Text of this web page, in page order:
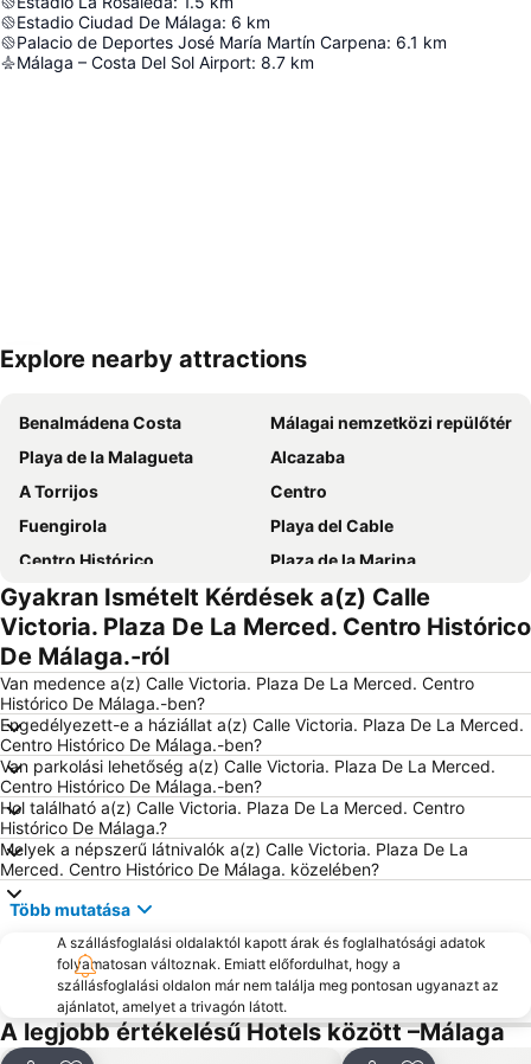
Estadio Ciudad De Málaga: 6 km
Palacio de Deportes José María Martín Carpena: 6.1 km
Málaga – Costa Del Sol Airport: 8.7 km
Nagy méretű térkép
Explore nearby attractions
Benalmádena Costa
Málagai nemzetközi repülőtér
Playa de la Malagueta
Alcazaba
A Torrijos
Centro
Fuengirola
Playa del Cable
Centro Histórico
Plaza de la Marina
La Caleta
Benalmádena Pueblo
Pedregalejo
Ayuntamiento de Marbella
La Malagueta
Los Álamos
Nikki Beach
El Faro
Ayuntamiento de Málaga
Arena of La Malagueta
Puerto de Málaga
Barrio Playamar
Barrio Arroyo de la Miel
Torrequebrada
Castillo Sohail
Poniente - Torre del Mar
La Cala Resort
Plaza de los Naranjos
Rectorado de la Universidad de Málaga
Centro Comercial Málaga Plaza
Carretera de Cádiz
Palacio de Ferias y Congresos de Málaga
Cala del Moral
Benajarafe
Torreblanca
Aquamijas
Gyakran Ismételt Kérdések a(z) Calle
Victoria. Plaza De La Merced. Centro Histórico
De Málaga.-ról
Van medence a(z) Calle Victoria. Plaza De La Merced. Centro
Histórico De Málaga.-ben?
Engedélyezett-e a háziállat a(z) Calle Victoria. Plaza De La Merced.
Centro Histórico De Málaga.-ben?
Van parkolási lehetőség a(z) Calle Victoria. Plaza De La Merced.
Centro Histórico De Málaga.-ben?
Hol található a(z) Calle Victoria. Plaza De La Merced. Centro
Histórico De Málaga.?
Melyek a népszerű látnivalók a(z) Calle Victoria. Plaza De La
Merced. Centro Histórico De Málaga. közelében?
Több mutatása
A szállásfoglalási oldalaktól kapott árak és foglalhatósági adatok
folyamatosan változnak. Emiatt előfordulhat, hogy a
szállásfoglalási oldalon már nem találja meg pontosan ugyanazt az
ajánlatot, amelyet a trivagón látott.
A legjobb értékelésű Hotels között –Málaga